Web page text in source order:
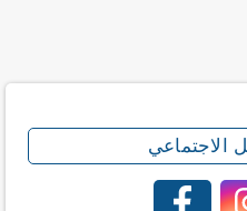
الاجتماعي